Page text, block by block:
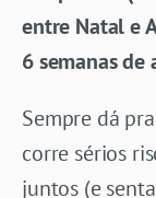
entre Natal e
6 semanas de
Sempre dá
corre sérios
juntos (e